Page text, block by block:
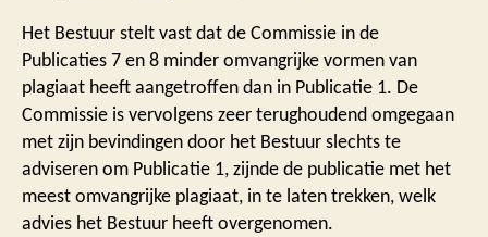
Het Bestuur stelt vast dat de Commissie in de
Publicaties 7 en 8 minder omvangrijke vormen van
plagiaat heeft aangetroffen dan in Publicatie 1. De
Commissie is vervolgens zeer terughoudend omgegaan
met zijn bevindingen door het Bestuur slechts te
adviseren om Publicatie 1, zijnde de publicatie met het
meest omvangrijke plagiaat, in te laten trekken, welk
advies het Bestuur heeft overgenomen.